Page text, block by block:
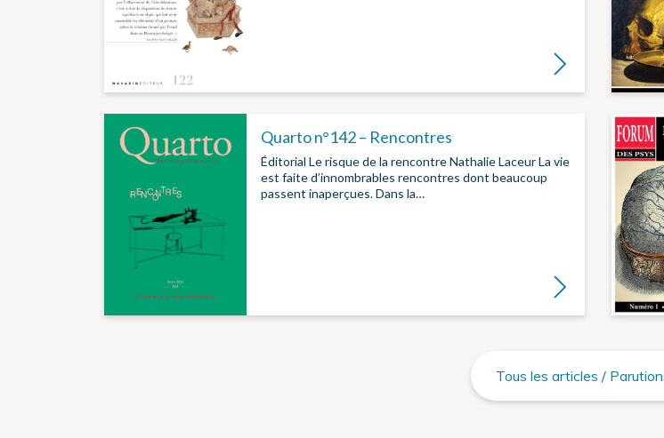
Lire la suite
Quarto n°142 – Rencontres
Éditorial Le risque de la rencontre Nathalie Laceur La vie
est faite d’innombrables rencontres dont beaucoup
passent inaperçues. Dans la…
Lire la suite
Tous les articles /